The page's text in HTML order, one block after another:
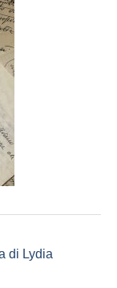
di Lydia